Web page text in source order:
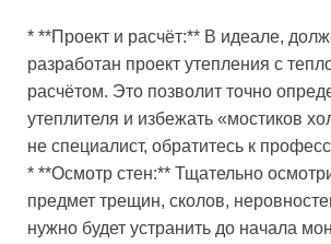
* **Проект и расчёт:** В идеале,
разработан проект утепления с
расчётом. Это позволит точно
утеплителя и избежать «мостиков
не специалист, обратитесь к
* **Осмотр стен:** Тщательно
предмет трещин, сколов,
нужно будет устранить до начала